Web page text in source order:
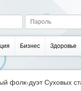
Бизнес Здоровье
фолк-дуэт Суховых